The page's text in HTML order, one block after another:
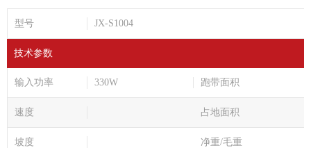
型号 JX-S1004
技术参数
输入功率 330W 跑带面积
速度 占地面积
坡度 净重/毛重